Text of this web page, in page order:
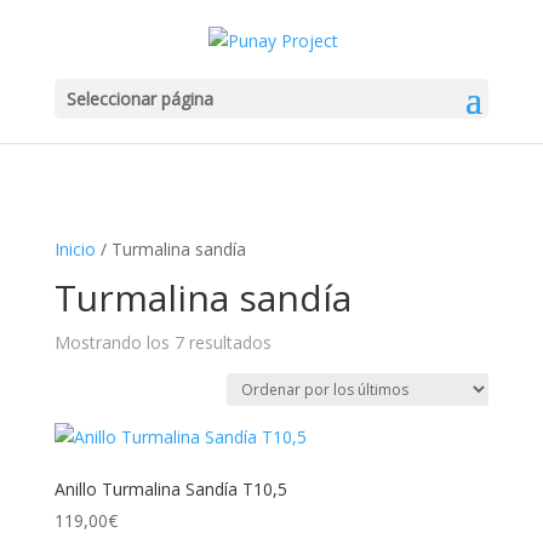
Seleccionar página
Inicio / Turmalina sandía
Turmalina sandía
Mostrando los 7 resultados
los
últimos
Anillo Turmalina Sandía T10,5
119,00€